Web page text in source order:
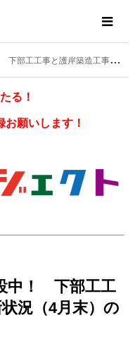
造工事の最新状況（4月末）のお知らせです！
る！
願いします！
中！ 下部工工
況（4月末）の